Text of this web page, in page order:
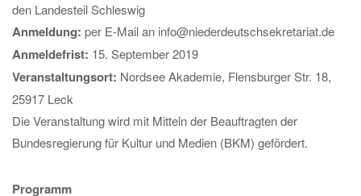
den Landesteil Schleswig
Anmeldung: per E-Mail an info@niederdeutschsekretariat.de
Anmeldefrist: 15. September 2019
Veranstaltungsort: Nordsee Akademie, Flensburger Str. 18,
25917 Leck
Die Veranstaltung wird mit Mitteln der Beauftragten der
Bundesregierung für Kultur und Medien (BKM) gefördert.
Programm